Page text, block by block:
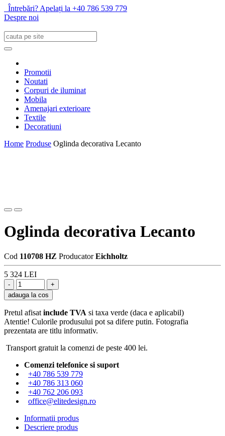
Întrebări? Apelați la +40 786 539 779
Despre noi
Promotii
Noutati
Corpuri de iluminat
Mobila
Amenajari exterioare
Textile
Decoratiuni
Home Produse Oglinda decorativa Lecanto
Oglinda decorativa Lecanto
Cod 110708 HZ Producator Eichholtz
5 324 LEI
adauga la cos
Pretul afisat include TVA si taxa verde (daca e aplicabil)
Atentie! Culorile produsului pot sa difere putin. Fotografia
prezentata are titlu informativ.
Transport gratuit la comenzi de peste 400 lei.
Comenzi telefonice si suport
+40 786 539 779
+40 786 313 060
+40 762 206 093
office@elitedesign.ro
Informatii produs
Descriere produs